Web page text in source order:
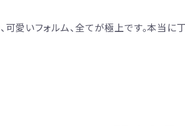
可愛いフォルム、全てが極上です。本